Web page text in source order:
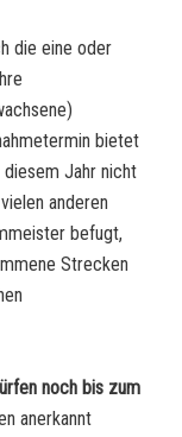
die eine oder
bietet
Jahr nicht
anderen
befugt,
Strecken
noch bis zum
anerkannt